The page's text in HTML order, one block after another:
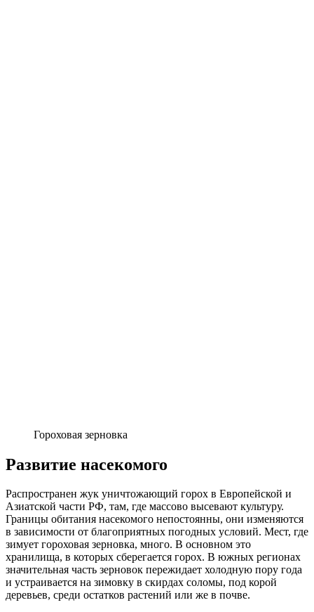
Гороховая зерновка
Развитие насекомого
Распространен жук уничтожающий горох в Европейской и
Азиатской части РФ, там, где массово высевают культуру.
Границы обитания насекомого непостоянны, они изменяются
в зависимости от благоприятных погодных условий. Мест, где
зимует гороховая зерновка, много. В основном это
хранилища, в которых сберегается горох. В южных регионах
значительная часть зерновок пережидает холодную пору года
и устраивается на зимовку в скирдах соломы, под корой
деревьев, среди остатков растений или же в почве.